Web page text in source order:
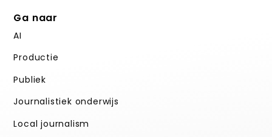
Ga naar
AI
Productie
Publiek
Journalistiek onderwijs
Local journalism